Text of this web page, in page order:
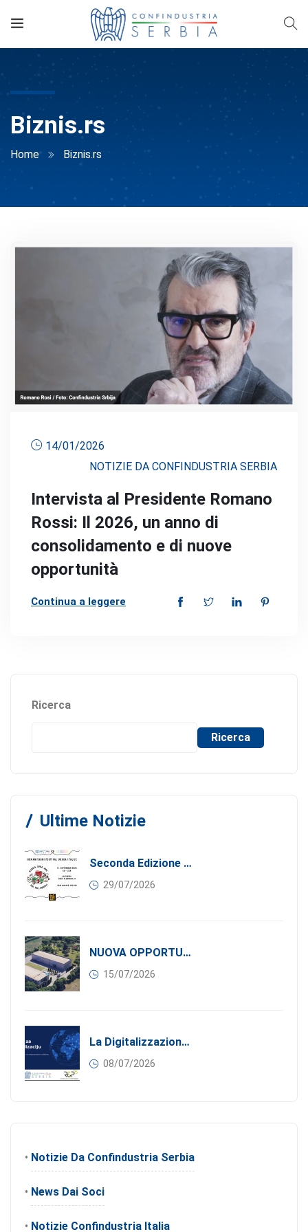
Biznis.rs
Home Biznis.rs
14/01/2026
NOTIZIE DA CONFINDUSTRIA SERBIA
Intervista al Presidente Romano
Rossi: Il 2026, un anno di
consolidamento e di nuove
opportunità
Continua a leggere
Ricerca
Ricerca
Ultime Notizie
Seconda Edizione Di MANGIA. DONA. AMA: Quando La Gastronomia Incontra La Solidarietà, 11 Settembre 2026
29/07/2026
NUOVA OPPORTUNITÀ DI BUSINESS PER I SOCI DI CONFINDUSTRIA SERBIA: Affitasi Un Moderno Capannone Industriale A Pančevo – 1.200 M² Nella Zona Industriale
15/07/2026
La Digitalizzazione Come Motore Dell’internazionalizzazione
08/07/2026
• Notizie Da Confindustria Serbia
• News Dai Soci
• Notizie Confindustria Italia